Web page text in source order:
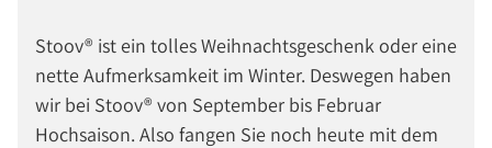
Stoov® ist ein tolles Weihnachtsgeschenk oder eine
nette Aufmerksamkeit im Winter. Deswegen haben
wir bei Stoov® von September bis Februar
Hochsaison. Also fangen Sie noch heute mit dem